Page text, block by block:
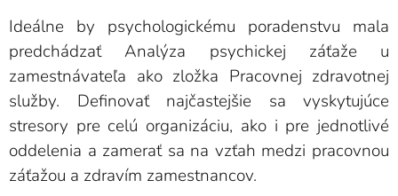
Ideálne by psychologickému poradenstvu mala
predchádzať Analýza psychickej záťaže u
zamestnávateľa ako zložka Pracovnej zdravotnej
služby. Definovať najčastejšie sa vyskytujúce
stresory pre celú organizáciu, ako i pre jednotlivé
oddelenia a zamerať sa na vzťah medzi pracovnou
záťažou a zdravím zamestnancov.